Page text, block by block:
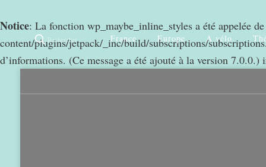
Notice: La fonction wp_maybe_inline_styles a été appelée
content/plugins/jetpack/_inc/build/subscriptions/
d’informations. (Ce message a été ajouté à la version 7.0.0.)
Rechercher France Europe A vélo